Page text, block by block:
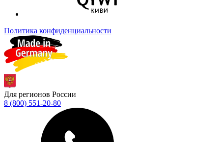
Политика конфиденциальности
Для регионов России
8 (800) 551-20-80